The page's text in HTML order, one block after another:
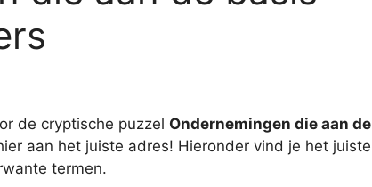
de cryptische puzzel Ondernemingen die aan de
aan het juiste adres! Hieronder vind je het juiste
termen.